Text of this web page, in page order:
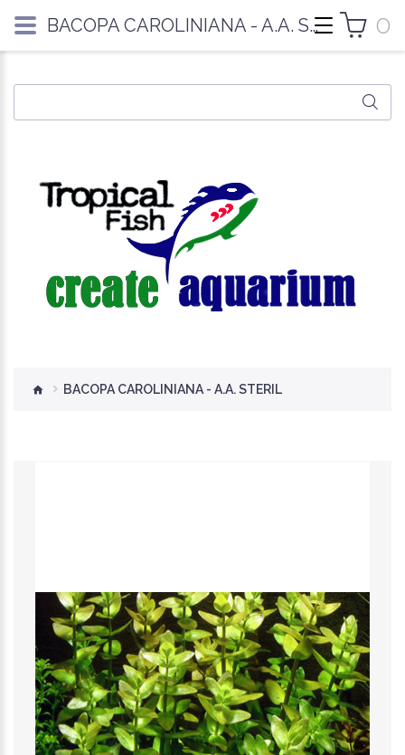
0
BACOPA CAROLINIANA - A.A. STERIL
BACOPA CAROLINIANA - A.A. STERIL